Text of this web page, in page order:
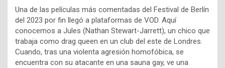
Una de las películas más comentadas del Festival de Berlín
del 2023 por fin llegó a plataformas de VOD. Aquí
conocemos a Jules (Nathan Stewart-Jarrett), un chico que
trabaja como drag queen en un club del este de Londres.
Cuando, tras una violenta agresión homofóbica, se
encuentra con su atacante en una sauna gay, ve una